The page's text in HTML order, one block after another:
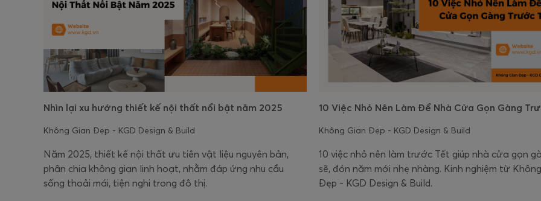
Nhìn lại xu hướng thiết kế nội thất nổi bật năm 2025
Không Gian Đẹp - KGD Design & Build
Năm 2025, thiết kế nội thất ưu tiên vật liệu nguyên bản,
phân chia không gian linh hoạt, nhằm đáp ứng nhu cầu
sống thoải mái, tiện nghi trong đô thị.
10 Việc Nhỏ Nên Làm Để Nhà Cửa Gọn Gàng
Không Gian Đẹp - KGD Design & Build
10 việc nhỏ nên làm trước Tết giúp nhà cửa gọn
sẽ, đón năm mới nhẹ nhàng. Kinh nghiệm từ
Đẹp - KGD Design & Build.